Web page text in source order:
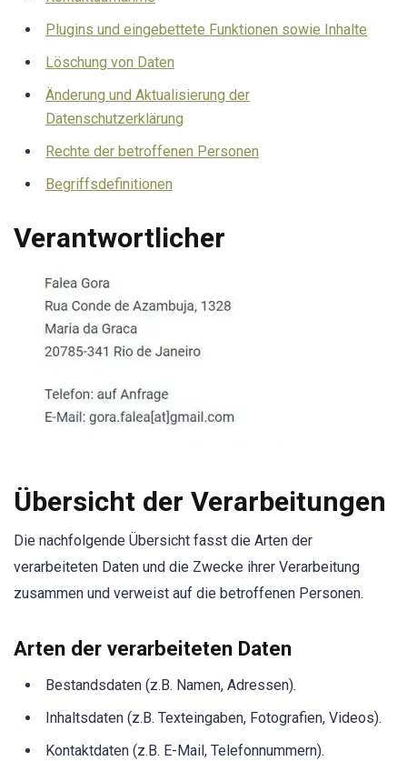
Plugins und eingebettete Funktionen sowie Inhalte
Löschung von Daten
Änderung und Aktualisierung der
Datenschutzerklärung
Rechte der betroffenen Personen
Begriffsdefinitionen
Verantwortlicher
Übersicht der Verarbeitungen
Die nachfolgende Übersicht fasst die Arten der
verarbeiteten Daten und die Zwecke ihrer Verarbeitung
zusammen und verweist auf die betroffenen Personen.
Arten der verarbeiteten Daten
Bestandsdaten (z.B. Namen, Adressen).
Inhaltsdaten (z.B. Texteingaben, Fotografien, Videos).
Kontaktdaten (z.B. E-Mail, Telefonnummern).